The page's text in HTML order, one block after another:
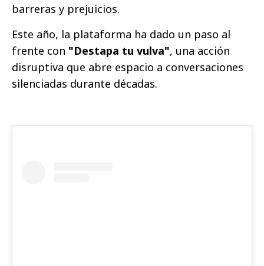
barreras y prejuicios.
Este año, la plataforma ha dado un paso al
frente con "Destapa tu vulva", una acción
disruptiva que abre espacio a conversaciones
silenciadas durante décadas.